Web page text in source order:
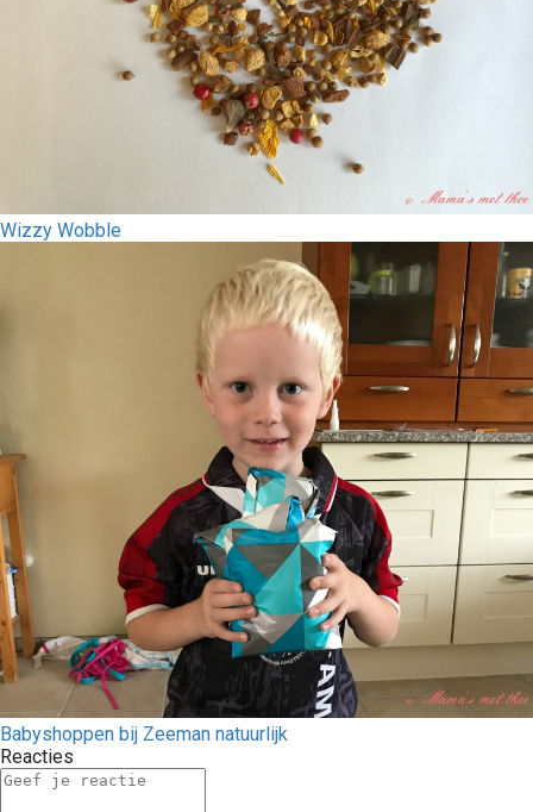
Wizzy Wobble
Babyshoppen bij Zeeman natuurlijk
Reacties